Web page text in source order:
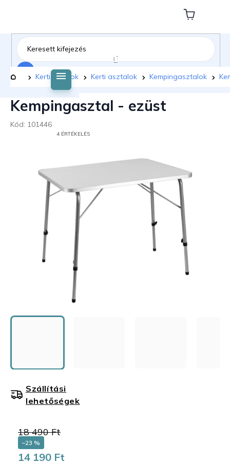
tartalomhoz
Kosár
Kezdőlap
Kerti bútorok Kerti asztalok Kempingasztalok
Kempingasztal - ezüst
Kód: 101446
CSILLAG.
4 ÉRTÉKELÉS
18 490 Ft
–23 %
14 190 Ft
Szállítási
lehetőségek